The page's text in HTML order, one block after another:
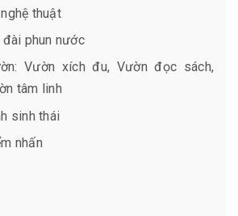
thuật
đài phun nước
Vườn xích đu, Vườn đọc sách,
tâm linh
sinh thái
nhấn